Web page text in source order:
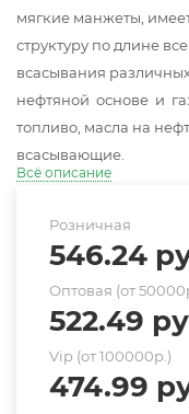
мягкие манжеты,
структуру по длине
всасывания
нефтяной основе и
топливо, масла на
всасывающие.
Всё описание
Розничная
546.24
Оптовая (от
522.49
Vip (от 100000р.)
474.99